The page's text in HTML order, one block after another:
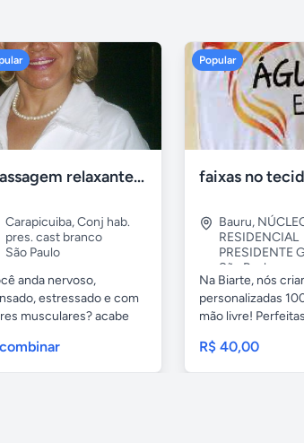
Massagem relaxante- terapeutica e depilação
Carapicuiba,Conj hab.
pres. cast branco
São Paulo
anda nervoso,
estressado e com
musculares? acabe
Popular
Bauru,
RESIDENCIAL
PRESIDENTE
São Paulo
Na Biarte, nós
personalizadas
mão livre!
R$ 40,00